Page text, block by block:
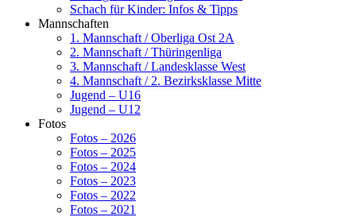
Schach für Kinder: Infos & Tipps
Mannschaften
1. Mannschaft / Oberliga Ost 2A
2. Mannschaft / Thüringenliga
3. Mannschaft / Landesklasse West
4. Mannschaft / 2. Bezirksklasse Mitte
Jugend – U16
Jugend – U12
Fotos
Fotos – 2026
Fotos – 2025
Fotos – 2024
Fotos – 2023
Fotos – 2022
Fotos – 2021